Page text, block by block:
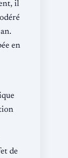
il
en
de